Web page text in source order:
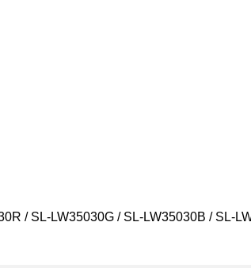
/ SL-LW35030G / SL-LW35030B / SL-